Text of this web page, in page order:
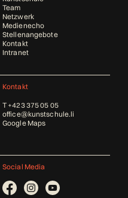
Team
Netzwerk
Medienecho
Stellenangebote
Kontakt
Intranet
Kontakt
T +423 375 05 05
office@kunstschule.li
Google Maps
Social Media